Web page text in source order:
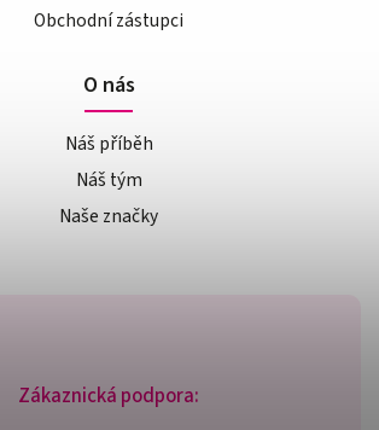
Zákaznická podpora:
Obchodní zástupci
O nás
Náš příběh
Náš tým
Naše značky